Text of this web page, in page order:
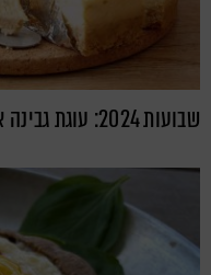
שבועות 2024: עוגת גבינה אקסטרה חלבון ממכרת